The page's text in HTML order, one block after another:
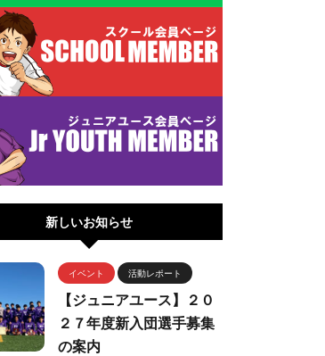
新しいお知らせ
イベント 活動レポート
【ジュニアユース】２０
２７年度新入団選手募集
の案内